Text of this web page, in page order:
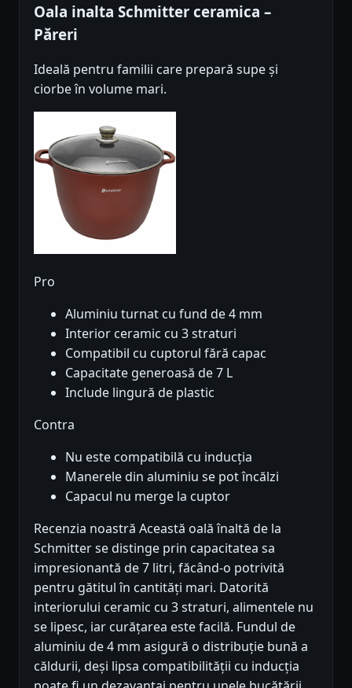
Oala inalta Schmitter ceramica –
Păreri
Ideală pentru familii care prepară supe și
ciorbe în volume mari.
Pro
Aluminiu turnat cu fund de 4 mm
Interior ceramic cu 3 straturi
Compatibil cu cuptorul fără capac
Capacitate generoasă de 7 L
Include lingură de plastic
Contra
Nu este compatibilă cu inducția
Manerele din aluminiu se pot încălzi
Capacul nu merge la cuptor
Recenzia noastră Această oală înaltă de la
Schmitter se distinge prin capacitatea sa
impresionantă de 7 litri, făcând-o potrivită
pentru gătitul în cantități mari. Datorită
interiorului ceramic cu 3 straturi, alimentele nu
se lipesc, iar curățarea este facilă. Fundul de
aluminiu de 4 mm asigură o distribuție bună a
căldurii, deși lipsa compatibilității cu inducția